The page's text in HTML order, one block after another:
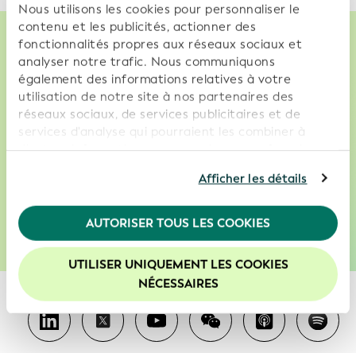
Nous utilisons les cookies pour personnaliser le
contenu et les publicités, actionner des
fonctionnalités propres aux réseaux sociaux et
analyser notre trafic. Nous communiquons
également des informations relatives à votre
utilisation de notre site à nos partenaires des
réseaux sociaux, de services publicitaires et de
services d'analyse qui pourraient les combiner à
d'autres informations que vous leur avez fournies ou
utilisation de leurs services. En poursuivant
l'utilisation de notre site Web, vous consentez à
l'utilisation de nos cookies. Pour de plus amples
informations, veuillez consulter notrePolitique de
confidentialité
Nous vous recommandons d'activer les cookies afin
d'améliorer votre expérience sur notre site Web.
Afficher les détails
AUTORISER TOUS LES COOKIES
UTILISER UNIQUEMENT LES COOKIES
NÉCESSAIRES
Nous permettons des prises de décisions
plus intelligentes, moins coûteuses et plus
fiables sur les intervenants avec lesquels
une transaction est conclue